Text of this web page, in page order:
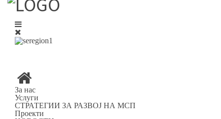
За нас
Услуги
СТРАТЕГИИ ЗА РАЗВОЈ НА МСП
Проекти
Вие сте на: Дома
ЈУГОИСТОЧЕН РЕГИОН
ПРЕДНОСТИ ЗА ИНВЕСТИРАЊЕ